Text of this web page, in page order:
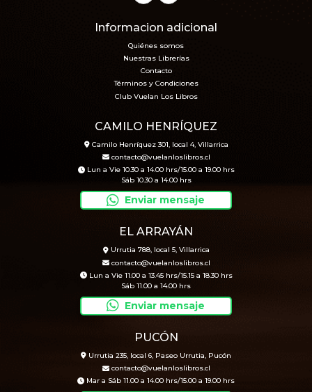
Informacion adicional
Quiénes somos
Nuestras Librerías
Contacto
Términos y Condiciones
Club Vuelan Los Libros
CAMILO HENRÍQUEZ
Camilo Henríquez 301, local 4, Villarrica
contacto@vuelanloslibros.cl
Lun a Vie 10.30 a 14.00 hrs/15.00 a 19.00 hrs
Sáb 10.30 a 14.00 hrs
Enviar mensaje
EL ARRAYÁN
Urrutia 788, local 5, Villarrica
contacto@vuelanloslibros.cl
Lun a Vie 11.00 a 13.45 hrs/15.15 a 18.30 hrs
Sáb 11.00 a 14.00 hrs
Enviar mensaje
PUCÓN
Urrutia 235, local 6, Paseo Urrutia, Pucón
contacto@vuelanloslibros.cl
Mar a Sáb 11.00 a 14.00 hrs/15.00 a 19.00 hrs